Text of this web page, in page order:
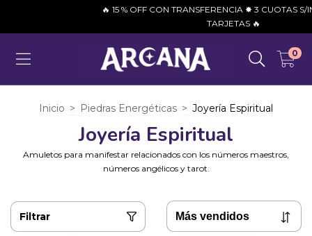
🔥 15 % OFF CON TRANSFERENCIA ✸ 3 CUOTAS S/
TARJETAS 🔥
0
Inicio > Piedras Energéticas > Joyería Espiritual
Joyería Espiritual
Amuletos para manifestar relacionados con los números maestros,
números angélicos y tarot.
Filtrar